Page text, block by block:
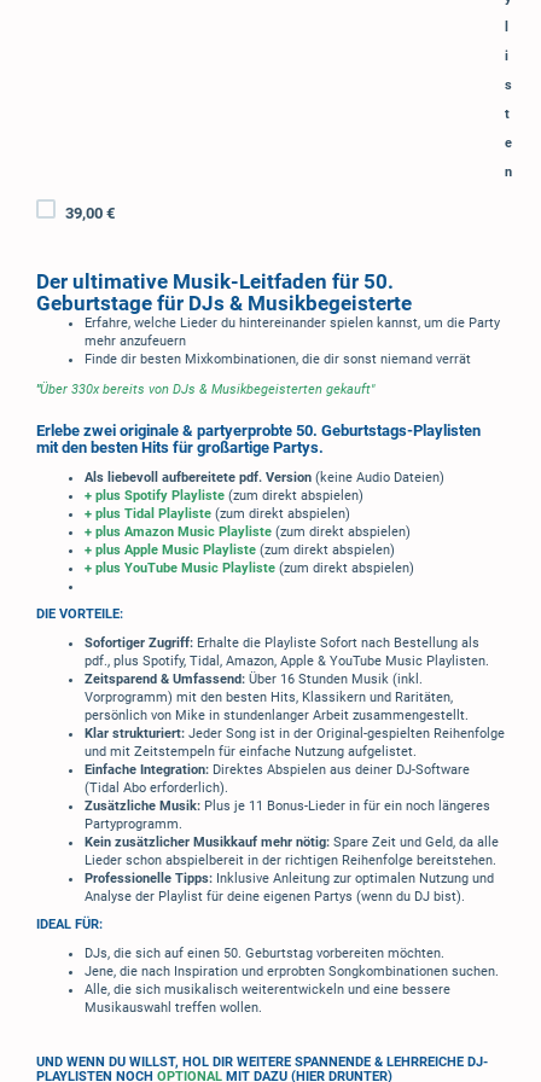
i
s
t
e
n
39,00 €
Der ultimative Musik-Leitfaden für 50.
Geburtstage für DJs & Musikbegeisterte
Erfahre, welche Lieder du hintereinander spielen kannst, um die Party
mehr anzufeuern
Finde dir besten Mixkombinationen, die dir sonst niemand verrät
"Über 330x bereits von DJs & Musikbegeisterten gekauft"
Erlebe zwei originale & partyerprobte 50. Geburtstags-Playlisten
mit den besten Hits für großartige Partys.
Als liebevoll aufbereitete pdf. Version (keine Audio Dateien)
+ plus Spotify Playliste (zum direkt abspielen)
+ plus Tidal Playliste (zum direkt abspielen)
+ plus Amazon Music Playliste (zum direkt abspielen)
+ plus Apple Music Playliste (zum direkt abspielen)
+ plus YouTube Music Playliste (zum direkt abspielen)
DIE VORTEILE:
Sofortiger Zugriff: Erhalte die Playliste Sofort nach Bestellung als
pdf., plus Spotify, Tidal, Amazon, Apple & YouTube Music Playlisten.
Zeitsparend & Umfassend: Über 16 Stunden Musik (inkl.
Vorprogramm) mit den besten Hits, Klassikern und Raritäten,
persönlich von Mike in stundenlanger Arbeit zusammengestellt.
Klar strukturiert: Jeder Song ist in der Original-gespielten Reihenfolge
und mit Zeitstempeln für einfache Nutzung aufgelistet.
Einfache Integration: Direktes Abspielen aus deiner DJ-Software
(Tidal Abo erforderlich).
Zusätzliche Musik: Plus je 11 Bonus-Lieder in für ein noch längeres
Partyprogramm.
Kein zusätzlicher Musikkauf mehr nötig: Spare Zeit und Geld, da alle
Lieder schon abspielbereit in der richtigen Reihenfolge bereitstehen.
Professionelle Tipps: Inklusive Anleitung zur optimalen Nutzung und
Analyse der Playlist für deine eigenen Partys (wenn du DJ bist).
IDEAL FÜR:
DJs, die sich auf einen 50. Geburtstag vorbereiten möchten.
Jene, die nach Inspiration und erprobten Songkombinationen suchen.
Alle, die sich musikalisch weiterentwickeln und eine bessere
Musikauswahl treffen wollen.
UND WENN DU WILLST, HOL DIR WEITERE SPANNENDE & LEHRREICHE DJ-
PLAYLISTEN NOCH OPTIONAL MIT DAZU (HIER DRUNTER)